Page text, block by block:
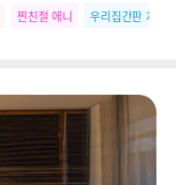
찐친절 애니 우리집간판 지수